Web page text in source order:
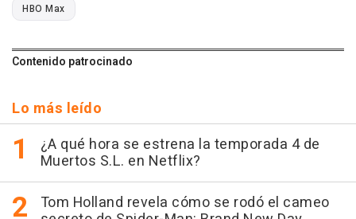
HBO Max
Contenido patrocinado
Lo más leído
¿A qué hora se estrena la temporada 4 de
Muertos S.L. en Netflix?
Tom Holland revela cómo se rodó el cameo